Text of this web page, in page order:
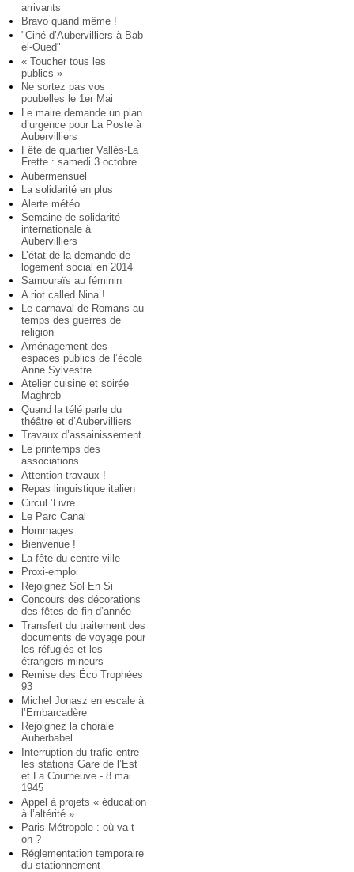
arrivants
Bravo quand même !
"Ciné d’Aubervilliers à Bab-
el-Oued"
« Toucher tous les
publics »
Ne sortez pas vos
poubelles le 1er Mai
Le maire demande un plan
d’urgence pour La Poste à
Aubervilliers
Fête de quartier Vallès-La
Frette : samedi 3 octobre
Aubermensuel
La solidarité en plus
Alerte météo
Semaine de solidarité
internationale à
Aubervilliers
L’état de la demande de
logement social en 2014
Samouraïs au féminin
A riot called Nina !
Le carnaval de Romans au
temps des guerres de
religion
Aménagement des
espaces publics de l’école
Anne Sylvestre
Atelier cuisine et soirée
Maghreb
Quand la télé parle du
théâtre et d’Aubervilliers
Travaux d’assainissement
Le printemps des
associations
Attention travaux !
Repas linguistique italien
Circul ’Livre
Le Parc Canal
Hommages
Bienvenue !
La fête du centre-ville
Proxi-emploi
Rejoignez Sol En Si
Concours des décorations
des fêtes de fin d’année
Transfert du traitement des
documents de voyage pour
les réfugiés et les
étrangers mineurs
Remise des Éco Trophées
93
Michel Jonasz en escale à
l’Embarcadère
Rejoignez la chorale
Auberbabel
Interruption du trafic entre
les stations Gare de l’Est
et La Courneuve - 8 mai
1945
Appel à projets « éducation
à l’altérité »
Paris Métropole : où va-t-
on ?
Réglementation temporaire
du stationnement